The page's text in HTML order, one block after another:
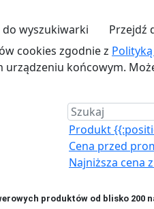
do wyszukiwarki Przejdź
cookies zgodnie z
urządzeniu końcowym.
Produkt
Cena przed
Najniższa cena
produktów od blisko